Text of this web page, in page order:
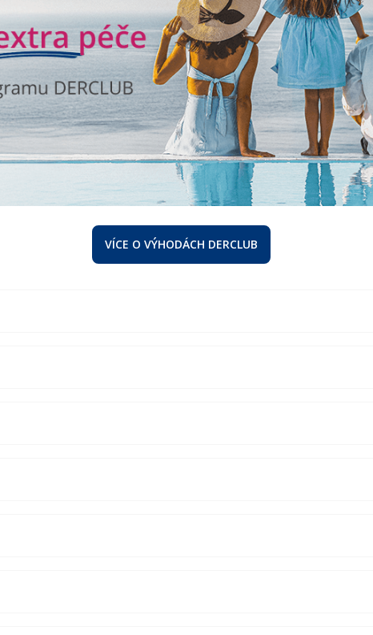
VÍCE O VÝHODÁCH DERCLUB